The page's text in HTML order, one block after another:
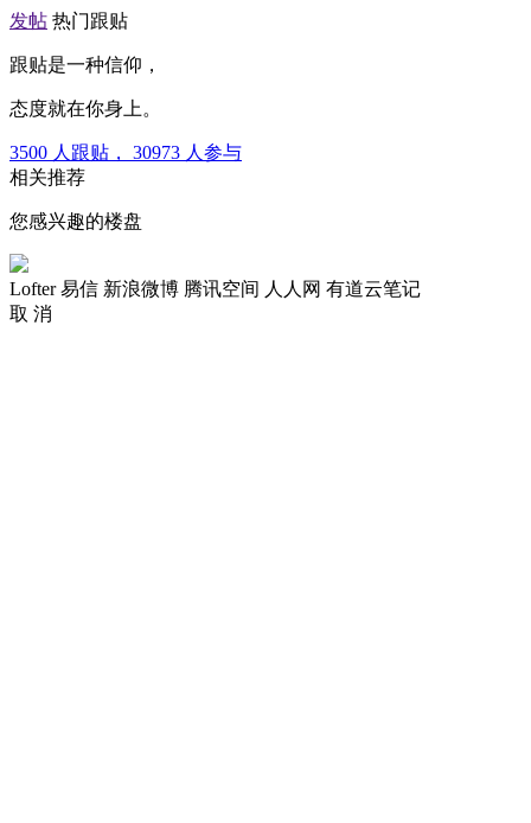
发帖 热门跟贴
跟贴是一种信仰，
态度就在你身上。
3500 人跟贴， 30973 人参与
相关推荐
您感兴趣的楼盘
Lofter 易信 新浪微博 腾讯空间 人人网 有道云笔记
取 消